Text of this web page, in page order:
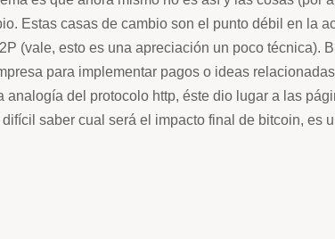
Estas casas de cambio son el punto débil en la
(vale, esto es una apreciación un poco técnica).
para implementar pagos o ideas
del protocolo http, éste dio lugar a las
saber cual será el impacto final de bitcoin, es